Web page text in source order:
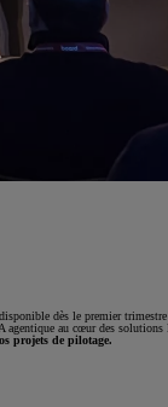
dès le premier
agentique au cœur des solutions
projets de pilotage.